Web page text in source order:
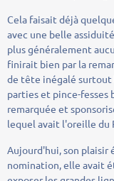
Cela faisait déjà
avec une belle
plus généralement
finirait bien par la
de tête inégalé surtout
parties et pince-fesses
remarquée et
lequel avait l'oreille du
Aujourd'hui, son plaisir
nomination, elle avait